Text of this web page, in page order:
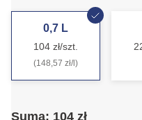
0,7 L
104 zł/szt.
(148,57 zł/l)
Suma: 104 zł